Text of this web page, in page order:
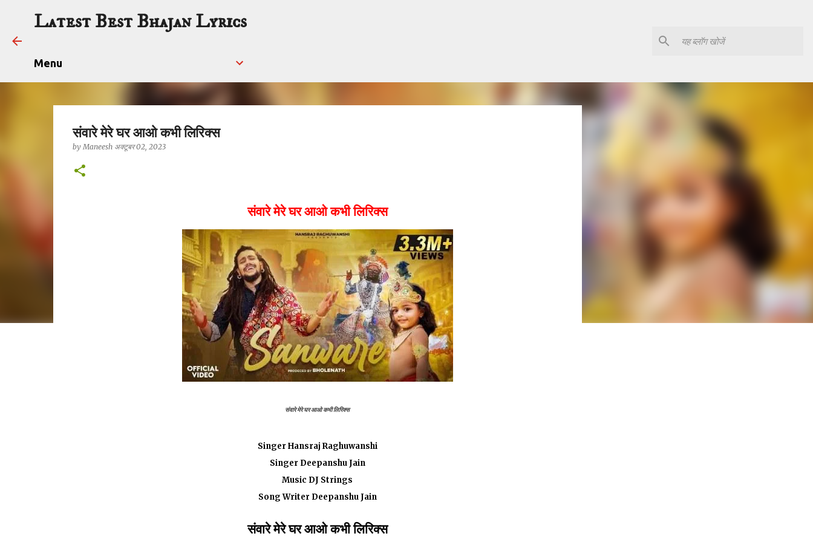
Latest Best Bhajan Lyrics
Menu
संवारे मेरे घर आओ कभी लिरिक्स
byManeesh अक्टूबर 02, 2023
संवारे मेरे घर आओ कभी लिरिक्स
संवारे मेरे घर आओ कभी लिरिक्स
Singer Hansraj Raghuwanshi
Singer Deepanshu Jain
Music DJ Strings
Song Writer Deepanshu Jain
संवारे मेरे घर आओ कभी लिरिक्स